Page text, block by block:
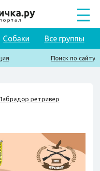
Собаки Все группы
Поиск по сайту
ретривер